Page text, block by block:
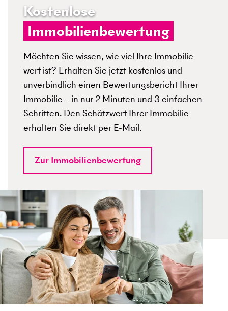
Kostenlose
Immobilienbewertung
Möchten Sie wissen, wie viel Ihre Immobilie
wert ist? Erhalten Sie jetzt kostenlos und
unverbindlich einen Bewertungsbericht Ihrer
Immobilie – in nur 2 Minuten und 3 einfachen
Schritten. Den Schätzwert Ihrer Immobilie
erhalten Sie direkt per E-Mail.
Zur Immobilienbewertung